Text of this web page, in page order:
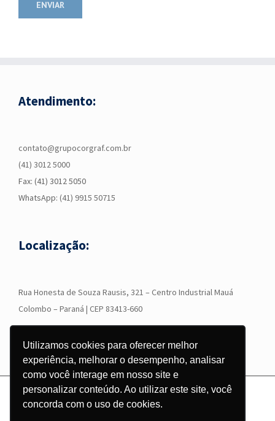
Utilizamos cookies para oferecer melhor
experiência, melhorar o desempenho, analisar
como você interage em nosso site e
personalizar conteúdo. Ao utilizar este site, você
concorda com o uso de cookies.
Atendimento:
contato@grupocorgraf.com.br
(41) 3012 5000
Fax: (41) 3012 5050
WhatsApp: (41) 9915 50715
Localização:
Rua Honesta de Souza Rausis, 321 – Centro Industrial Mauá
Colombo – Paraná | CEP 83413-660
© Copyright
2026 - Grupo Corgraf - Todos os direitos reservados |